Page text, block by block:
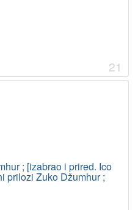
21
; [izabrao i prired. Ico
prilozi Zuko Džumhur ;